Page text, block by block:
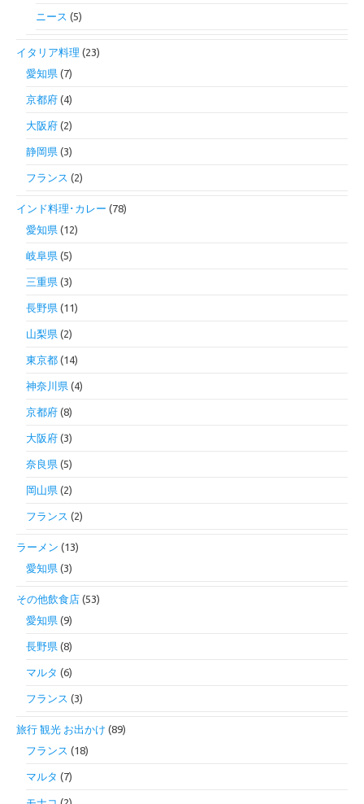
ニース (5)
イタリア料理 (23)
愛知県 (7)
京都府 (4)
大阪府 (2)
静岡県 (3)
フランス (2)
インド料理･カレー (78)
愛知県 (12)
岐阜県 (5)
三重県 (3)
長野県 (11)
山梨県 (2)
東京都 (14)
神奈川県 (4)
京都府 (8)
大阪府 (3)
奈良県 (5)
岡山県 (2)
フランス (2)
ラーメン (13)
愛知県 (3)
その他飲食店 (53)
愛知県 (9)
長野県 (8)
マルタ (6)
フランス (3)
旅行 観光 お出かけ (89)
フランス (18)
マルタ (7)